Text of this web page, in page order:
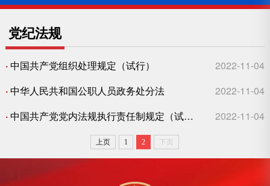
党纪法规
2022-11-04
·中国共产党组织处理规定（试行）
2022-11-04
·中华人民共和国公职人员政务处分法
2022-11-04
·中国共产党党内法规执行责任制规定（试行）
上页 1 2 下页